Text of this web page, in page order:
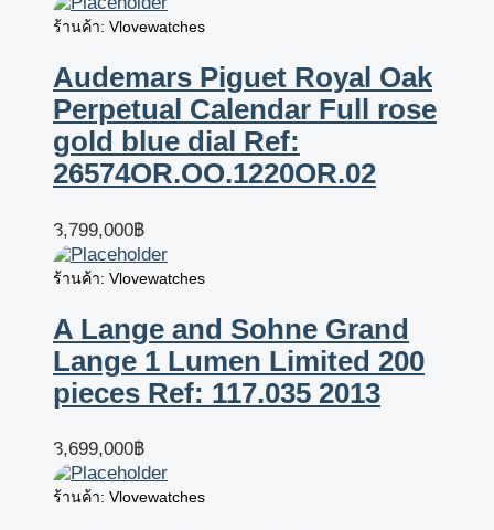
ร้านค้า: Vlovewatches
Audemars Piguet Royal Oak
Perpetual Calendar Full rose
gold blue dial Ref:
26574OR.OO.1220OR.02
3,799,000฿
ร้านค้า: Vlovewatches
A Lange and Sohne Grand
Lange 1 Lumen Limited 200
pieces Ref: 117.035 2013
3,699,000฿
ร้านค้า: Vlovewatches